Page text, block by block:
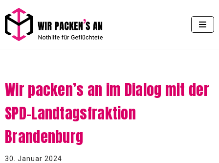
Zum
Inhalt
Wir packen’s an im Dialog mit der
SPD-Landtagsfraktion
Brandenburg
30. Januar 2024